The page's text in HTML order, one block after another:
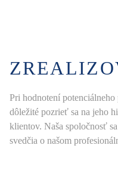
Pri hodnotení
dôležité pozrieť sa na jeho
klientov. Naša spoločnosť
svedčia o našom